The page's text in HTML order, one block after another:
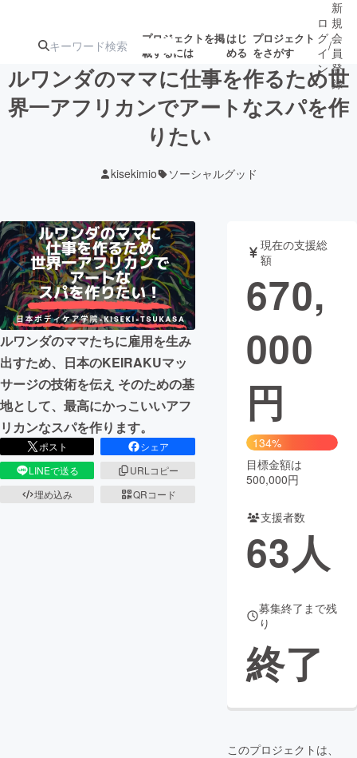
プロジェクトを掲
載するには
はじ
める
プロジェクト
をさがす
注目の新着プロ募集終了が近いプ
テクノロジー・ガジェット
映像・映画 書籍・雑誌
ビジネス・起業 チャレンジ
まちづくり・地域活性化
CAMPFIRE for Social Good CAMPFIRE Creation
CAMPFIREふるさと納税
コミュニティ
ロ
グ
イ
ン
/
新
規
会
員
登
録
ルワンダのママに仕事を作るため世
界一アフリカンでアートなスパを作
りたい
kisekimio ソーシャルグッド
ルワンダのママたちに雇用を生み
出すため、日本のKEIRAKUマッ
サージの技術を伝え そのための基
地として、最高にかっこいいアフ
リカンなスパを作ります。
ポスト
シェア
LINEで送る
URLコピー
埋め込み
QRコード
現在の支援総
額
670,
000
円
134%
目標金額は
500,000円
支援者数
63人
募集終了まで残
り
終了
このプロジェクトは、